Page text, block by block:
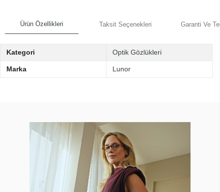
Ürün Özellikleri Taksit Seçenekleri Garanti Ve
Kategori Optik Gözlükleri
Marka Lunor